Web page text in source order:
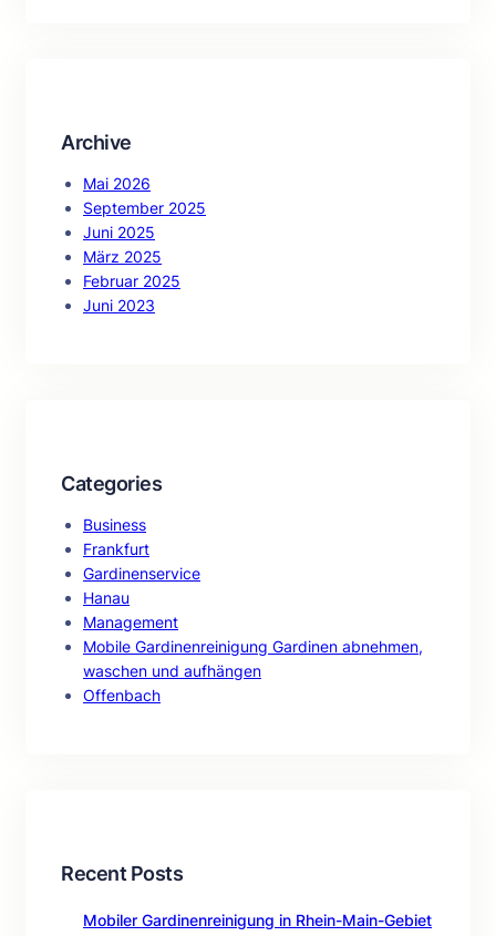
Archive
Mai 2026
September 2025
Juni 2025
März 2025
Februar 2025
Juni 2023
Categories
Business
Frankfurt
Gardinenservice
Hanau
Management
Mobile Gardinenreinigung Gardinen abnehmen,
waschen und aufhängen
Offenbach
Recent Posts
Mobiler Gardinenreinigung in Rhein-Main-Gebiet